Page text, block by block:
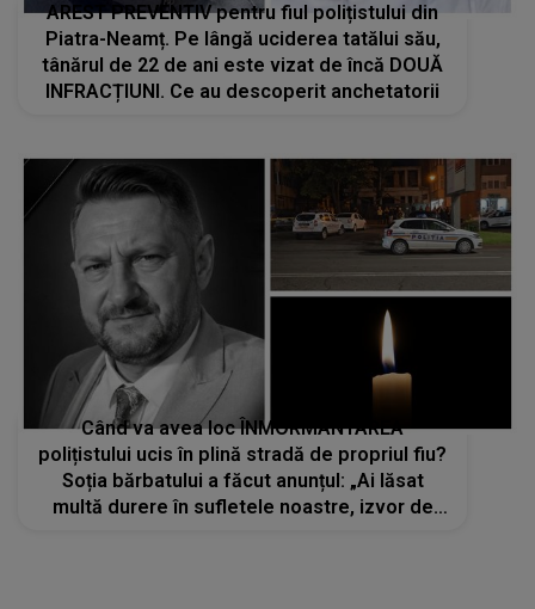
AREST PREVENTIV pentru fiul polițistului din
Piatra-Neamț. Pe lângă uciderea tatălui său,
tânărul de 22 de ani este vizat de încă DOUĂ
INFRACȚIUNI. Ce au descoperit anchetatorii
Când va avea loc ÎNMORMÂNTAREA
polițistului ucis în plină stradă de propriul fiu?
Soția bărbatului a făcut anunțul: „Ai lăsat
multă durere în sufletele noastre, izvor de